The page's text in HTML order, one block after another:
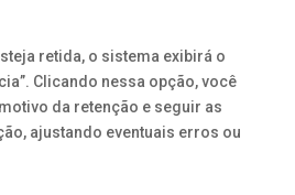
retida, o sistema exibirá o
Clicando nessa opção, você
da retenção e seguir as
ajustando eventuais erros ou